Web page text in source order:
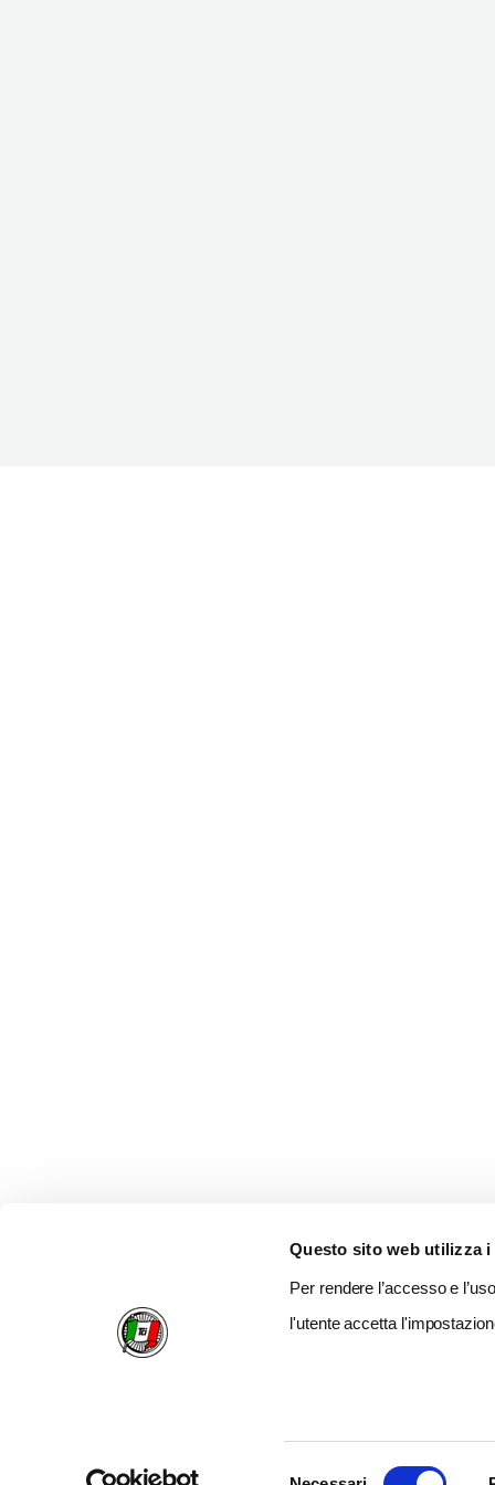
Questo sito web utilizza i
Per rendere l’accesso e
l'utente accetta